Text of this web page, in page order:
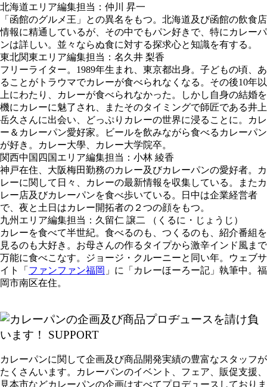
北海道エリア編集担当：仲川 昇一
「函館のグルメ王」との異名をもつ。北海道及び函館の飲食店
情報に精通しているが、その中でもパン好きで、特にカレーパ
ンは詳しい。並々ならぬ食に対する探求心と知識を有する。
東北関東エリア編集担当：名久井 梨香
フリーライター。1989年生まれ、東京都出身。子どもの頃、あ
ることがトラウマでカレーが食べられなくなる。その後10年以
上にわたり、カレーが食べられなかった。しかし自身の結婚を
機にカレーに魅了され、またそのタイミングで師匠である井上
岳久さんに出会い、どっぷりカレーの世界に浸ることに。カレ
ー＆カレーパン愛好家。ビールを飲みながら食べるカレーパン
が好き。カレー大學、カレー大学院卒。
関西中国四国エリア編集担当：小林 綾香
神戸在住、大阪梅田勤務のカレー及びカレーパンの愛好者。カ
レーに関して日々、カレーの最新情報を収集している。またカ
レー店及びカレーパンを食べ歩いている。日中は企業経営者
で、夜と土日はカレー開拓者の２つの顔をもつ。
九州エリア編集担当：久留仁 譲二 （くるに・じょうじ）
カレーを食べて半世紀。食べるのも、つくるのも、紹介番組を
見るのも大好き。お母さんの作るタイプから激辛インド風まで
万能に食べこなす。ジョージ・クルーニーと同い年。ウェブサ
イト「 ファンファン福岡 」に「カレーほーろー記」執筆中。福
岡市南区在住。
カレーパンに関して企画及び商品開発実績の豊富なスタッフが
たくさんいます。カレーパンのイベント、フェア、販促支援、
見本市などカレーパンの企画はすべてプロデュースしておりま